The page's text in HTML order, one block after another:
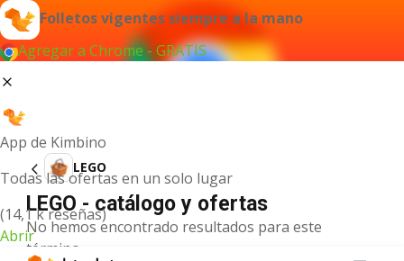
Folletos vigentes siempre a la mano
Agregar a Chrome - GRATIS
App de Kimbino
Todas las ofertas en un solo lugar
(14,1 k reseñas)
Abrir
LEGO
LEGO - catálogo y ofertas
No hemos encontrado resultados para este
término.